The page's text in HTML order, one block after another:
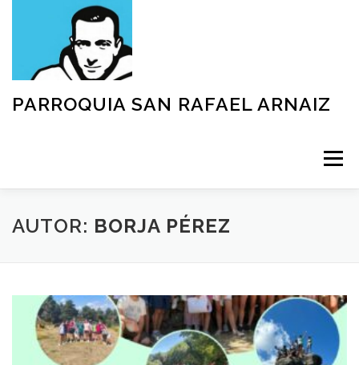
PARROQUIA SAN RAFAEL ARNAIZ
Menú
NUESTRA PARROQUIA SACRAMENTOS
TEXTOS Y DOCUMENTOS
AUTOR: BORJA PÉREZ